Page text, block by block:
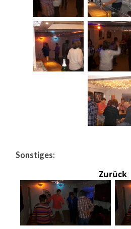
Sonstiges:
Zurück